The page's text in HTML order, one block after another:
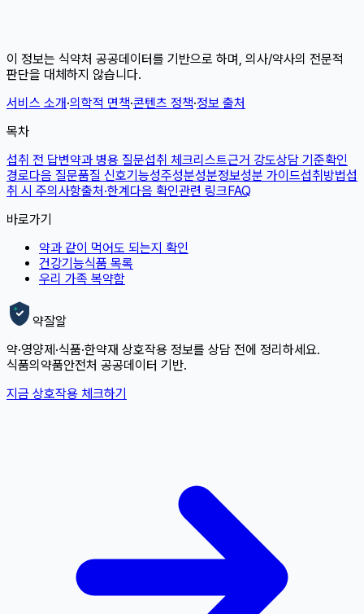
이 정보는 식약처 공공데이터를 기반으로 하며, 의사/약사의 전문적
판단을 대체하지 않습니다.
서비스 소개·의학적 면책·콘텐츠 정책·정보 출처
목차
섭취 전 답변약과 병용 질문섭취 체크리스트근거 강도상담 기준확인
경로다음 질문품질 신호기능성주성분성분정보성분 가이드섭취방법섭
취 시 주의사항출처·한계다음 확인관련 링크FAQ
바로가기
약과 같이 먹어도 되는지 확인
건강기능식품 목록
우리 가족 복약함
약잘알
약·영양제·식품·한약재 상호작용 정보를 상담 전에 정리하세요.
식품의약품안전처 공공데이터 기반.
지금 상호작용 체크하기